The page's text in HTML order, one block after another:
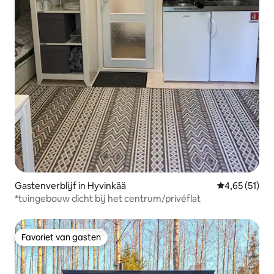
Gastenverblijf in Hyvinkää Gemiddelde
4,65 (51)
*tuingebouw dicht bij het centrum/privéflat
Favoriet van gasten
Favoriet van gasten